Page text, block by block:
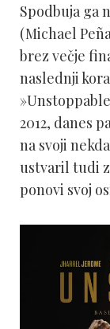
Spodbuja ga
(Michael
brez večje
naslednji
2012, danes
na svoji
ustvaril tudi
ponovi svoj